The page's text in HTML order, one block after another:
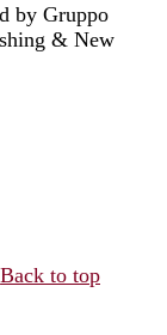
by Gruppo
& New
Back to top